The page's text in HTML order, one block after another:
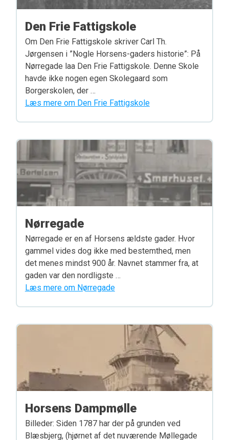
Den Frie Fattigskole
Om Den Frie Fattigskole skriver Carl Th.
Jørgensen i ”Nogle Horsens-gaders historie”: På
Nørregade laa Den Frie Fattigskole. Denne Skole
havde ikke nogen egen Skolegaard som
Borgerskolen, der …
Læs mere om Den Frie Fattigskole
Nørregade
Nørregade er en af Horsens ældste gader. Hvor
gammel vides dog ikke med bestemthed, men
det menes mindst 900 år. Navnet stammer fra, at
gaden var den nordligste …
Læs mere om Nørregade
Horsens Dampmølle
Billeder: Siden 1787 har der på grunden ved
Blæsbjerg, (hjørnet af det nuværende Møllegade